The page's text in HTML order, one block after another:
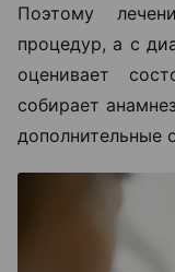
Поэтому
процедур, а с
оценивает
собирает
дополнительные